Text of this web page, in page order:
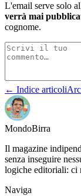
L'email serve solo
verrà mai
cognome.
← Indice articoli
MondoBirra
Il magazine
senza inseguire
logiche editoriali: ci
Naviga